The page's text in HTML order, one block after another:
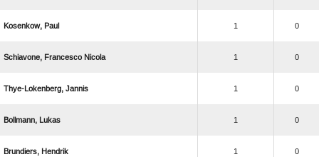
  1 0
   1 0
  1 0
  1 0
  1 0